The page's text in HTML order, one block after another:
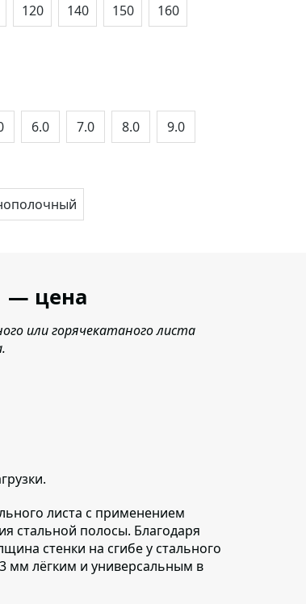
120 140 150 160
6.0 7.0 8.0 9.0
— цена
или горячекатаного листа
листа с применением
стальной полосы. Благодаря
стенки на сгибе у стального
3 мм лёгким и универсальным в